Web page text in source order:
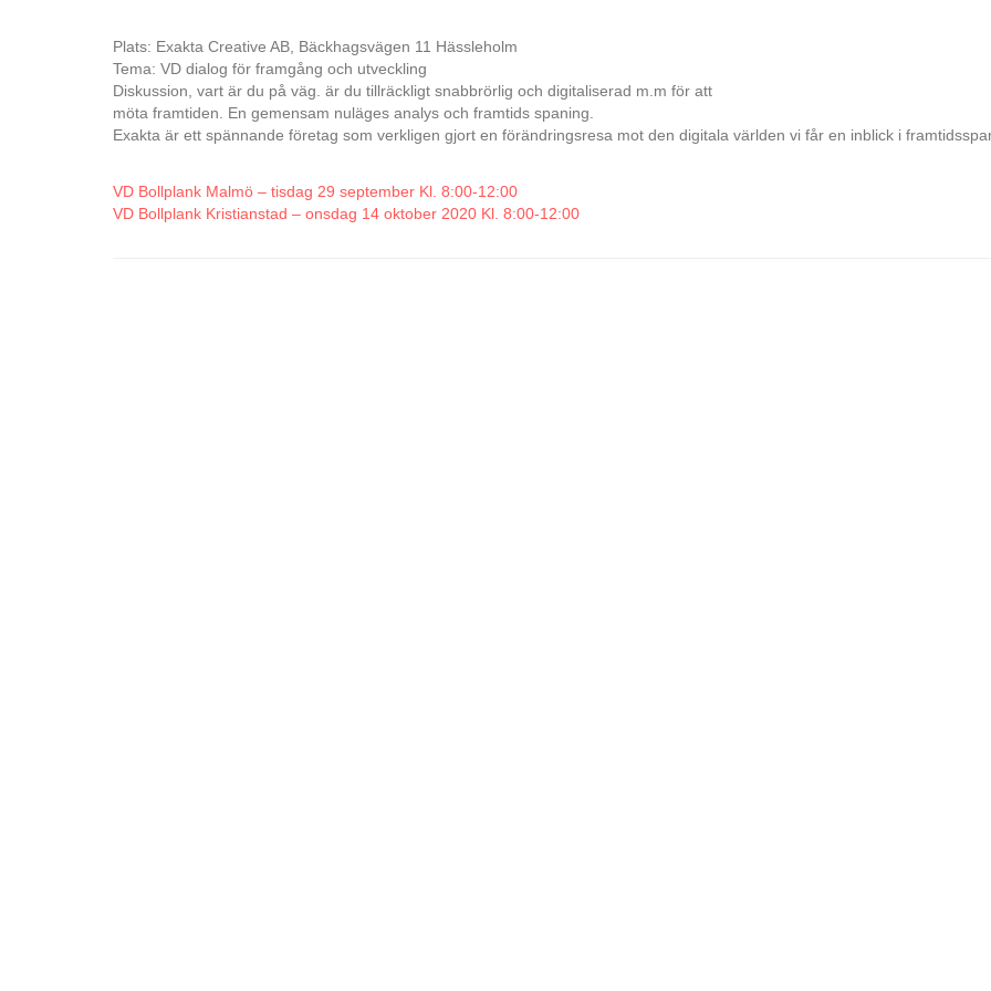
Plats: Exakta Creative AB, Bäckhagsvägen 11 Hässleholm
Tema: VD dialog för framgång och utveckling
Diskussion, vart är du på väg. är du tillräckligt snabbrörlig och digitaliserad m.m för att
möta framtiden. En gemensam nuläges analys och framtids spaning.
Exakta är ett spännande företag som verkligen gjort en förändringsresa mot den digitala världen vi får en inblick i
VD Bollplank Malmö – tisdag 29 september Kl. 8:00-12:00
VD Bollplank Kristianstad – onsdag 14 oktober 2020 Kl. 8:00-12:00